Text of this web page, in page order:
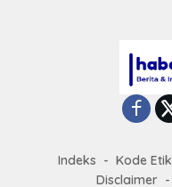
Indeks Kode Etik
Disclaimer